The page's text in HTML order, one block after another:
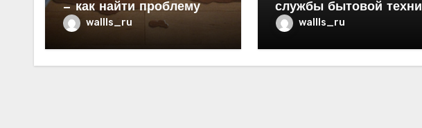
— как найти проблему
wallls_ru
службы бытовой
в квартире
wallls_ru